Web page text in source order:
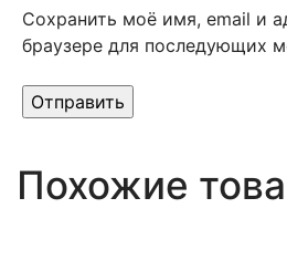
Сохранить моё имя, email и
браузере для последующих
Похожие